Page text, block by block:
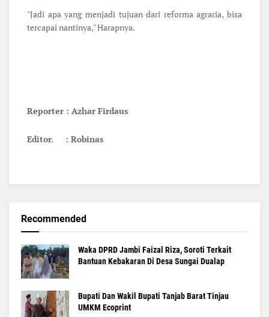
"Jadi apa yang menjadi tujuan dari reforma agraria, bisa
tercapai nantinya," Harapnya.
Reporter : Azhar Firdaus
Editor. : Robinas
Recommended
Waka DPRD Jambi Faizal Riza, Soroti Terkait
Bantuan Kebakaran Di Desa Sungai Dualap
Bupati Dan Wakil Bupati Tanjab Barat Tinjau
UMKM Ecoprint